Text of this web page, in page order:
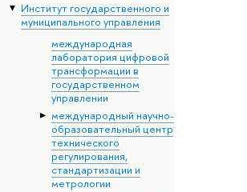
Институт государственного и
муниципального управления
международная
лаборатория цифровой
трансформации в
государственном
управлении
международный научно-
образовательный центр
технического
регулирования,
стандартизации и
метрологии